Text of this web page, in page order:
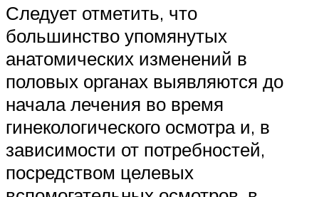
Следует отметить, что
большинство упомянутых
анатомических изменений в
половых органах выявляются до
начала лечения во время
гинекологического осмотра и, в
зависимости от потребностей,
посредством целевых